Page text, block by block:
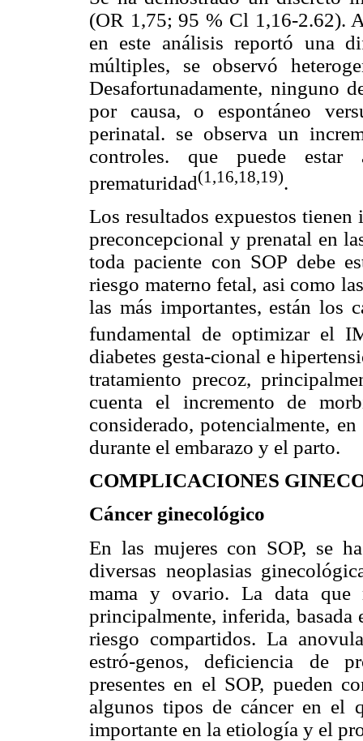
(OR 1,75; 95 % Cl 1,16-2.62).
en este análisis reportó una
múltiples, se observó
Desafortunadamente, ninguno
por causa, o espontáneo
perinatal. se observa un
controles. que puede
prematuridad(1,16,18,19).
Los resultados expuestos
preconcepcional y prenatal en
toda paciente con SOP debe
riesgo materno fetal, asi como
las más importantes, están los
fundamental de optimizar el
diabetes gesta-cional e
tratamiento precoz,
cuenta el incremento de
considerado, potencialmente,
durante el embarazo y el parto.
COMPLICACIONES
Cáncer ginecológico
En las mujeres con SOP, se
diversas neoplasias
mama y ovario. La data que
principalmente, inferida, basada
riesgo compartidos. La
estró-genos, deficiencia de
presentes en el SOP, pueden
algunos tipos de cáncer en el
importante en la etiología y el